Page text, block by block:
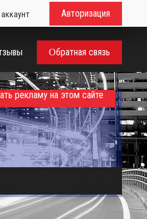
Авторизация
Обратная связь
рекламу на этом сайте